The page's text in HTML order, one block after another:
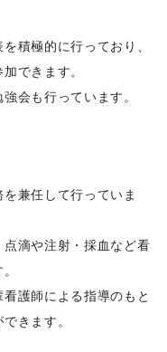
積極的に行っており、
できます。
会も行っています。
兼任して行っていま
滴や注射・採血など看
護師による指導のもと
きます。